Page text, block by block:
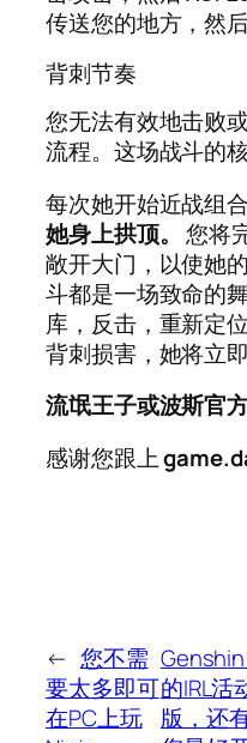
传送您的地方，然后
背刺节奏
您无法有效地击败
流程。这场战斗的
每次她开始近战组
她身上拱顶。 您将
敞开大门，以使她
斗都是一场致命的
库，反击，重新定
背刺损害，她将立即
流氓王子或波斯官
感谢您跟上
← 您不需
要太多即可
在PC上玩
的IRL活
版，还